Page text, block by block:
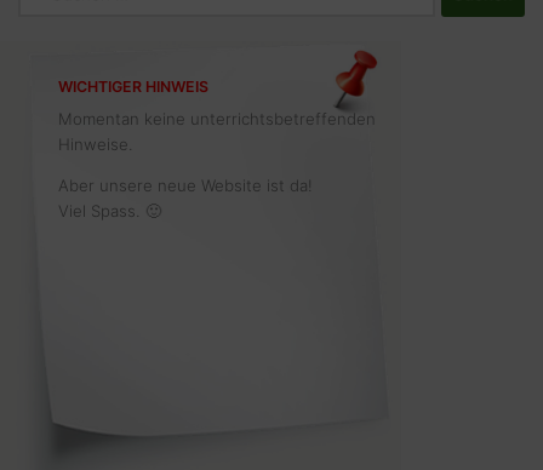
WICHTIGER HINWEIS
Momentan keine unterrichtsbetreffenden
Hinweise.
Aber unsere neue Website ist da!
Viel Spass. 🙂